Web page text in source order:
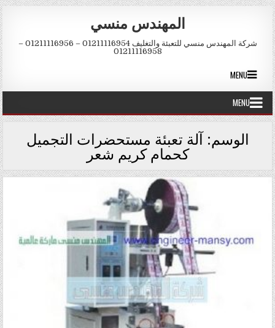
Skip to content
المهندس منسي
شركة المهندس منسي للتعبئة والتغليف 01211116954 – 01211116956 –
01211116958
MENU
MENU
الوسم:آلة تعبئة مستحضرات التجميل
كحمام كريم شعر